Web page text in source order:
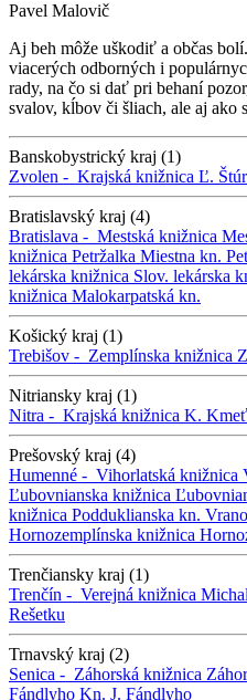
Pavel Malovič
Aj beh môže uškodiť a občas
viacerých odborných i
rady, na čo si dať pri behaní
svalov, kĺbov či šliach, ale aj ako
Banskobystrický kraj (1)
Zvolen - Krajská knižnica Ľ.
Bratislavský kraj (4)
Bratislava - Mestská knižnica
knižnica Petržalka Miestna kn.
lekárska knižnica Slov. lekárska
knižnica Malokarpatská kn.
Košický kraj (1)
Trebišov - Zemplínska knižnica
Nitriansky kraj (1)
Nitra - Krajská knižnica K.
Prešovský kraj (4)
Humenné - Vihorlatská knižnica
Ľubovnianska knižnica
knižnica Podduklianska kn.
Hornozemplínska knižnica
Trenčiansky kraj (1)
Trenčín - Verejná knižnica
Rešetku
Trnavský kraj (2)
Senica - Záhorská knižnica
Fándlyho Kn. J. Fándlyho